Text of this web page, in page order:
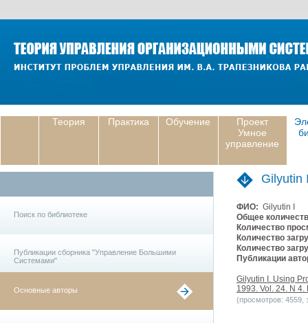
Теория Практика Обучение
Проект
Умное
управление
Поиск по библиотеке
Публикации сборника "Управление Большими
Системами"
Основные авторы
Gilyutin
ФИО: Gilyutin I
Общее
Количество
Количество
Количество
Публикации
Gilyutin I. Using
1993. Vol. 24. N 4.
(просмотров: 4559,